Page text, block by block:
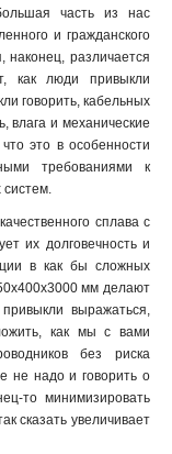
2.0 2
2.0 2
2.0 2
2.0 2
2.0 2
2.0 2
2.0
2.0 2
2.0 2
2.0
2.0
2.0 2
2.0 2
2.0 2
2.0
часть из нас
и гражданского
наконец, различается
как люди привыкли
говорить, кабельных
влага и механические
это в особенности
требованиями к
систем.
сплава с
их долговечность и
в как бы сложных
мм делают
выражаться,
как мы с вами
без риска
не надо и говорить о
то минимизировать
сказать увеличивает